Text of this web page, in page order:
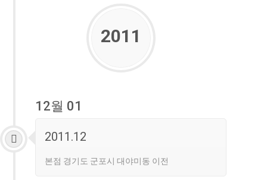
2011
12월 01
2011.12
본점 경기도 군포시 대야미동 이전